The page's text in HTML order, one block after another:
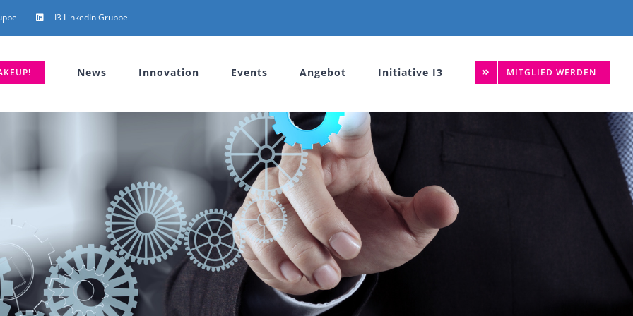
I3 LinkedIn Gruppe
News Innovation Events Angebot Initiative I3 MITGLIED WERDEN